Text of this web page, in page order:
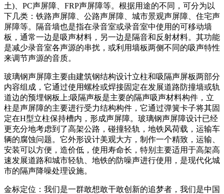
土)、PC声屏障、FRP声屏障等。根据用途的不同，可分为以
下几类：铁路声屏障、公路声屏障、城市景观声屏障、住宅声
屏障等。隔音墙也是指在录音室或录音室中使用的可移动墙
板，通常一边是吸声材料，另一边是隔音和反射材料。其功能
是减少录音室各声源的串扰，或利用墙板两侧不同的吸声特性
来调节声源的音质。
玻璃钢声屏障主要由建筑钢结构设计立柱和吸隔声屏板两部分
内容组成，它通过使用螺栓或焊接固定在发展道路防撞墙或轨
道边的预埋钢板上;吸隔声板是主要的隔声吸声材料构件，立
柱是声屏障的主要进行受力结构构件，它通过弹簧卡子将其固
定在H型立柱保持槽内，形成声屏障。玻璃钢声屏障设计已经
更充分地考虑到了高架公路，碰撞轻轨，地铁风荷载，运输车
辆的腐蚀问题。它外形设计美观大方，制作一个精致，运输、
安装可以方便，造价低，使用寿命长，特别主要适用于高架高
速发展道路和城市轻轨、地铁的防噪声进行使用，是现代化城
市的隔声降噪处理设施。
金标定位：我们是一群敢想敢干敢创新的追梦者，我们是中国